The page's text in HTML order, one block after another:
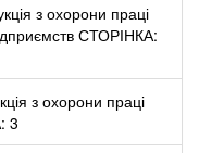
з охорони праці
СТОРІНКА:
з охорони праці
3